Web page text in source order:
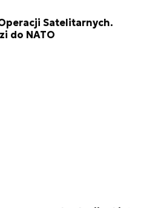
Satelitarnych.
do NATO